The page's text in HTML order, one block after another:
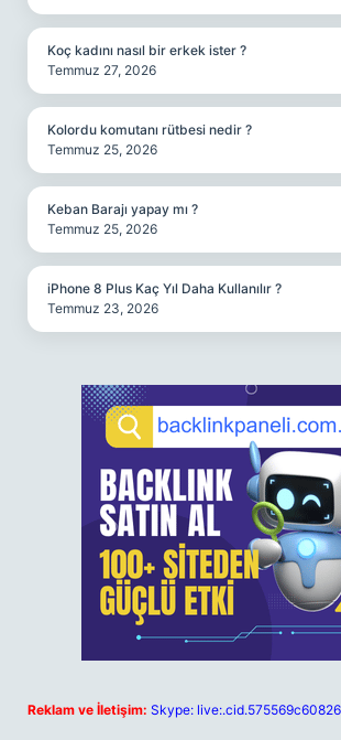
Koç kadını nasıl bir erkek ister ?
Temmuz 27, 2026
Kolordu komutanı rütbesi nedir ?
Temmuz 25, 2026
Keban Barajı yapay mı ?
Temmuz 25, 2026
iPhone 8 Plus Kaç Yıl Daha Kullanılır ?
Temmuz 23, 2026
Reklam ve İletişim: Skype: